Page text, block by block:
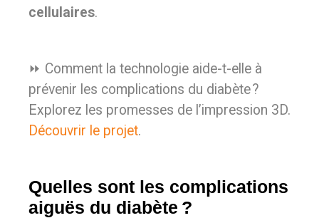
cellulaires.
⏩ Comment la technologie aide-t-elle à
prévenir les complications du diabète ?
Explorez les promesses de l’impression 3D.
Découvrir le projet.
Quelles sont les complications
aiguës du diabète ?